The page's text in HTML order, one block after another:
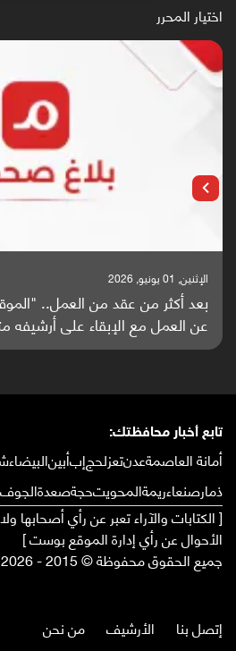
اختيار المحرر
الإثنين, 01 يونيو, 2026
بعد أكثر من عقد من العمل..
عن العمل مع الإبقاء على أرشيفه
تابع أخبار محافظتك:
أمانة العاصمةعدنتعزلحجإبأبينالبيضاء
ذمارصنعاءريمةالمحويتحجةصعدةالجوف
[ الكتابات والآراء تعبر عن رأي
الأحوال عن رأي إدارة الموقع بوست ]
جميع الحقوق محفوظة © 2015 - 2026
إتصل بنا الأرشيف من نحن